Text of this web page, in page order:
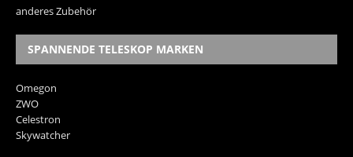
anderes Zubehör
SPANNENDE TELESKOP MARKEN
Omegon
ZWO
Celestron
Skywatcher